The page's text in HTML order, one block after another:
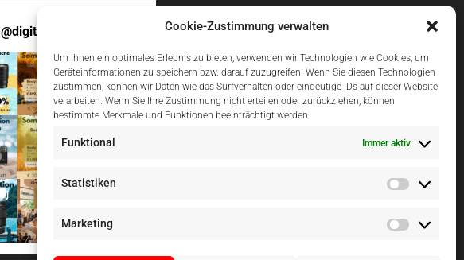
Cookie-Zustimmung verwalten
Um Ihnen ein optimales Erlebnis zu bieten, verwenden wir Technologien wie Cookies, um
Geräteinformationen zu speichern bzw. darauf zuzugreifen. Wenn Sie diesen Technologien
zustimmen, können wir Daten wie das Surfverhalten oder eindeutige IDs auf dieser Website
verarbeiten. Wenn Sie Ihre Zustimmung nicht erteilen oder zurückziehen, können
bestimmte Merkmale und Funktionen beeinträchtigt werden.
Funktional Immer aktiv
Statistiken
Marketing
@digitalcameragraz
Einfach Online Bezahlen